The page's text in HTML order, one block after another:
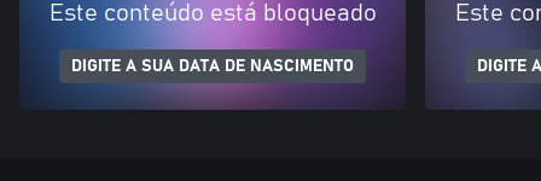
Este conteúdo está bloqueado
DIGITE A SUA DATA DE NASCIMENTO
Este
DIGITE